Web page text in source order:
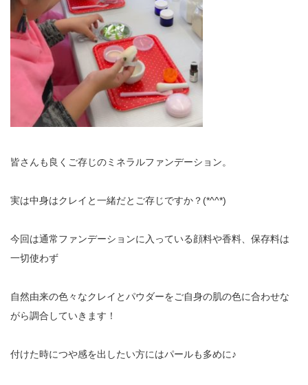
皆さんも良くご存じのミネラルファンデーション。
実は中身はクレイと一緒だとご存じですか？(*^^*)
今回は通常ファンデーションに入っている顔料や香料、保存料は
一切使わず
自然由来の色々なクレイとパウダーをご自身の肌の色に合わせな
がら調合していきます！
付けた時につや感を出したい方にはパールも多めに♪